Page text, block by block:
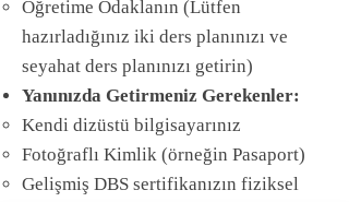
Öğretime Odaklanın (Lütfen
hazırladığınız iki ders planınızı ve
seyahat ders planınızı getirin)
Yanınızda Getirmeniz Gerekenler:
Kendi dizüstü bilgisayarınız
Fotoğraflı Kimlik (örneğin Pasaport)
Gelişmiş DBS sertifikanızın fiziksel